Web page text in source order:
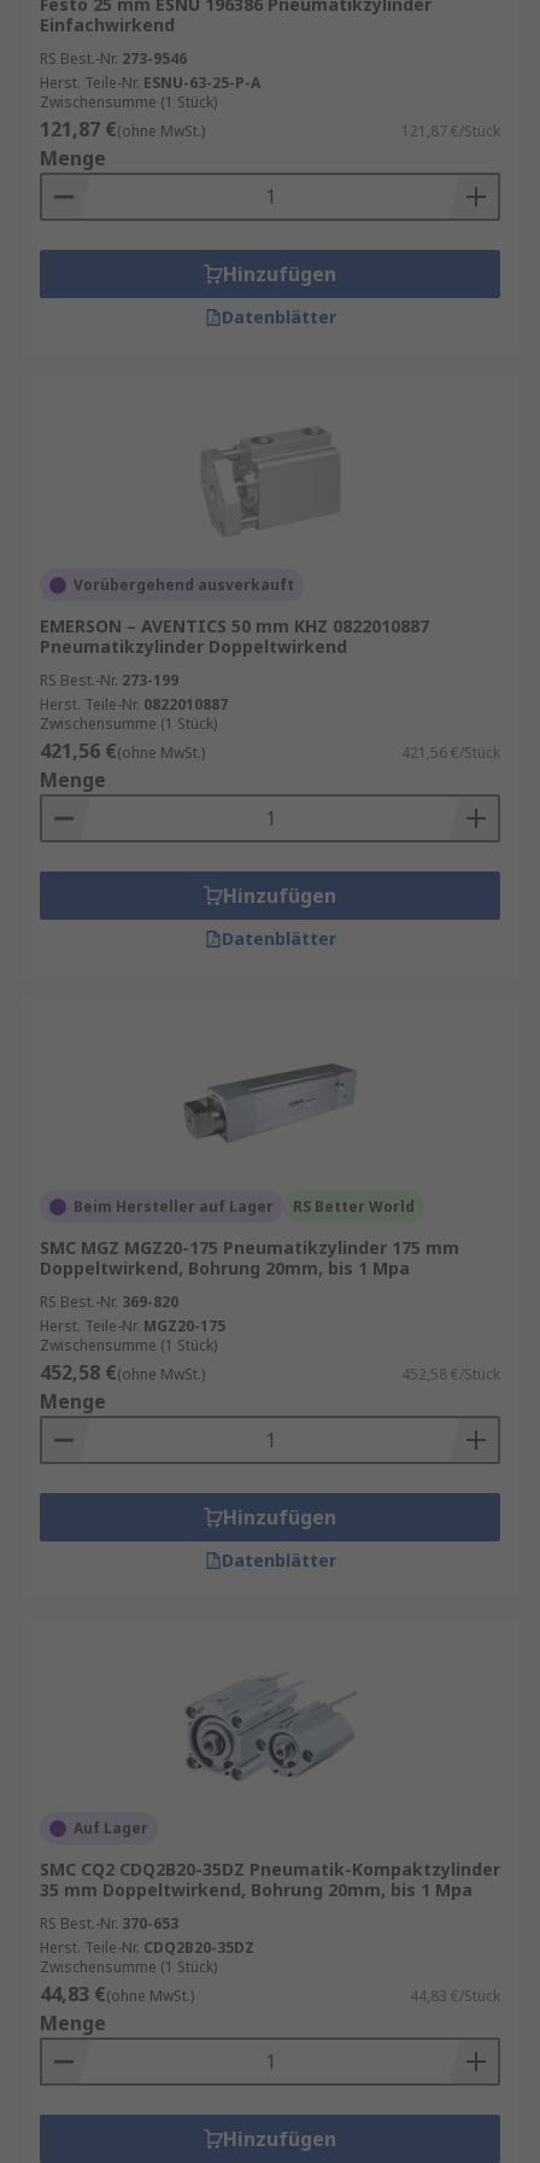
Hub und Kolbendurchmesser:
die Kraft und den Bewegungsbereich.
Betriebsdruck:Meist zwischen
bar.
Material:Aluminium oder Edelstahl für
spezielle Anforderungen.
Befestigungsoptionen:Für eine einfache
Integration in Ihre Anlage.
Einfachwirkend
RS Best.-Nr. 273-9546
Herst. Teile-Nr. ESNU-63-25-P-A
Zwischensumme (1 Stück)
121,87 €(ohne MwSt.) 121,87 €/Stück
Menge
Hinzufügen
Datenblätter
Vorübergehend ausverkauft
EMERSON – AVENTICS 50 mm KHZ 0822010887
Pneumatikzylinder Doppeltwirkend
RS Best.-Nr. 273-199
Herst. Teile-Nr. 0822010887
Zwischensumme (1 Stück)
421,56 €(ohne MwSt.) 421,56 €/Stück
Menge
Hinzufügen
Datenblätter
Beim Hersteller auf Lager RS Better World
SMC MGZ MGZ20-175 Pneumatikzylinder 175 mm
Doppeltwirkend, Bohrung 20mm, bis 1 Mpa
RS Best.-Nr. 369-820
Herst. Teile-Nr. MGZ20-175
Zwischensumme (1 Stück)
452,58 €(ohne MwSt.) 452,58 €/Stück
Menge
Hinzufügen
Datenblätter
Auf Lager
SMC CQ2 CDQ2B20-35DZ Pneumatik-Kompaktzylinder
35 mm Doppeltwirkend, Bohrung 20mm, bis 1 Mpa
RS Best.-Nr. 370-653
Herst. Teile-Nr. CDQ2B20-35DZ
Zwischensumme (1 Stück)
44,83 €(ohne MwSt.) 44,83 €/Stück
Menge
Hinzufügen